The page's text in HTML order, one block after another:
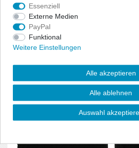
benötigt wird.
- Material:100% Polyamid, Velour (ca.
Essenziell
Externe Medien
PayPal
Funktional
Weitere Einstellungen
Alle akzeptieren
Alle ablehnen
Auswahl